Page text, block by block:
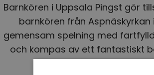
Barnkören i Uppsala Pingst gör
barnkören från Aspnäskyrkan
gemensam spelning med
och kompas av ett fantastiskt
njut och få en rejäl